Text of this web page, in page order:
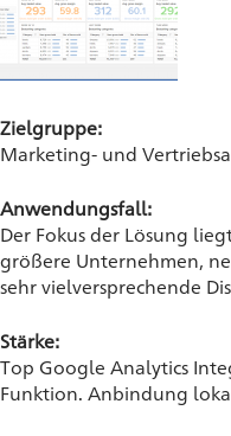
Zielgruppe:
Marketing- und
Anwendungsfall:
Der Fokus der Lösung
größere Unternehmen,
sehr vielversprechende
Stärke:
Top Google Analytics
Funktion. Anbindung